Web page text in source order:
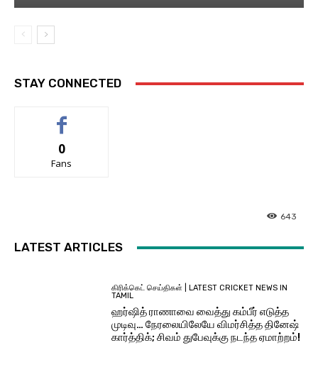
STAY CONNECTED
0
Fans
643
LATEST ARTICLES
கிரிக்கெட் செய்திகள் | LATEST CRICKET NEWS IN
TAMIL
ஹர்ஷித் ராணாவை வைத்து கம்பீர் எடுத்த
முடிவு… நேரலையிலேயே விமர்சித்த தினேஷ்
கார்த்திக்; சிவம் துபேவுக்கு நடந்த ஏமாற்றம்!